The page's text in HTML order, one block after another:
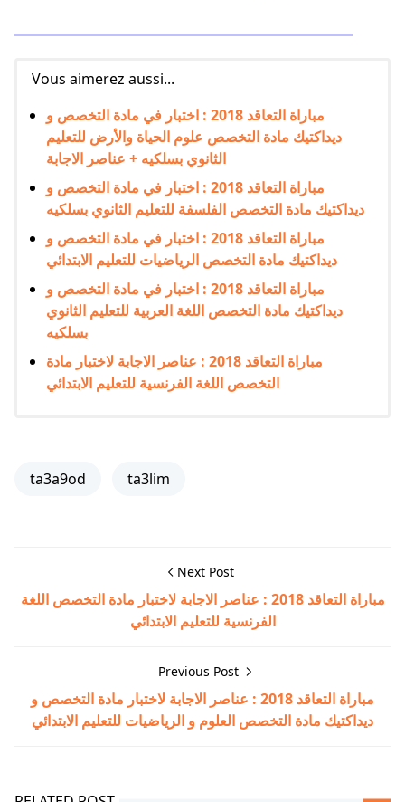
Vous aimerez aussi...
مباراة التعاقد 2018 : اختبار في مادة التخصص و
ديداكتيك مادة التخصص علوم الحياة والأرض للتعليم
الثانوي بسلكيه + عناصر الاجابة
مباراة التعاقد 2018 : اختبار في مادة التخصص و
ديداكتيك مادة التخصص الفلسفة للتعليم الثانوي بسلكيه
مباراة التعاقد 2018 : اختبار في مادة التخصص و
ديداكتيك مادة التخصص الرياضيات للتعليم الابتدائي
مباراة التعاقد 2018 : اختبار في مادة التخصص و
ديداكتيك مادة التخصص اللغة العربية للتعليم الثانوي
بسلكيه
مباراة التعاقد 2018 : عناصر الاجابة لاختبار مادة
التخصص اللغة الفرنسية للتعليم الابتدائي
ta3a9od ta3lim
Next Post
مباراة التعاقد 2018 : عناصر الاجابة لاختبار مادة التخصص اللغة
الفرنسية للتعليم الابتدائي
Previous Post
مباراة التعاقد 2018 : عناصر الاجابة لاختبار مادة التخصص و
ديداكتيك مادة التخصص العلوم و الرياضيات للتعليم الابتدائي